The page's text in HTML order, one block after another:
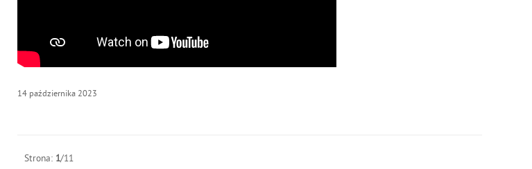
14 października 2023
Strona: 1/11